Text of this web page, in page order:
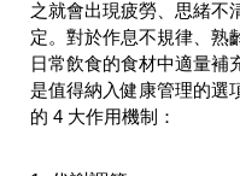
之就會出現疲勞、思緒不
定。對於作息不規律、熟
日常飲食的食材中適量補
是值得納入健康管理的選
的 4 大作用機制：